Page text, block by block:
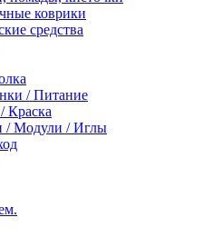
коврики
средства
/ Питание
Краска
/ Модули / Иглы